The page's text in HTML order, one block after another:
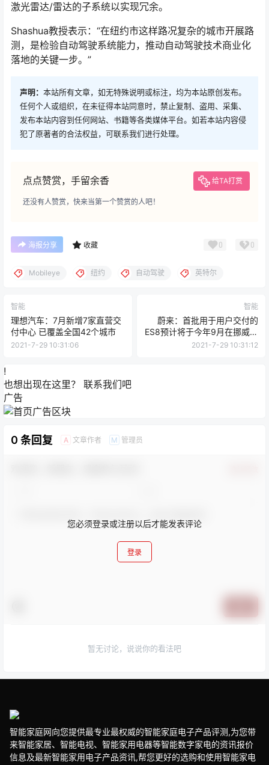
激光雷达/雷达的子系统以实现冗余。
Shashua教授表示：“在纽约市这样路况复杂的城市开展路
测，是检验自动驾驶系统能力，推动自动驾驶技术商业化
落地的关键一步。”
声明： 本站所有文章，如无特殊说明或标注，均为本站原创发布。
任何个人或组织，在未征得本站同意时，禁止复制、盗用、采集、
发布本站内容到任何网站、书籍等各类媒体平台。如若本站内容侵
犯了原著者的合法权益，可联系我们进行处理。
点点赞赏，手留余香 给TA打赏
还没有人赞赏，快来当第一个赞赏的人吧！
海报分享 收藏 0 0
Mobileye 纽约 自动驾驶 英特尔
智能
理想汽车：7月新增7家直营交
付中心 已覆盖全国42个城市
2021-7-29 10:31:06
智能
蔚来：首批用于用户交付的
ES8预计将于今年9月在挪威开
放预订和交付
2021-7-29 10:31:12
!
也想出现在这里？ 联系我们吧
广告
0 条回复 A 文章作者 M 管理员
您必须登录或注册以后才能发表评论
登录
暂无讨论，说说你的看法吧
智能家庭网向您提供最专业最权威的智能家庭电子产品评测,为您带
来智能家居、智能电视、智能家用电器等智能数字家电的资讯报价
信息及最新智能家用电子产品资讯,帮您更好的选购和使用智能家电